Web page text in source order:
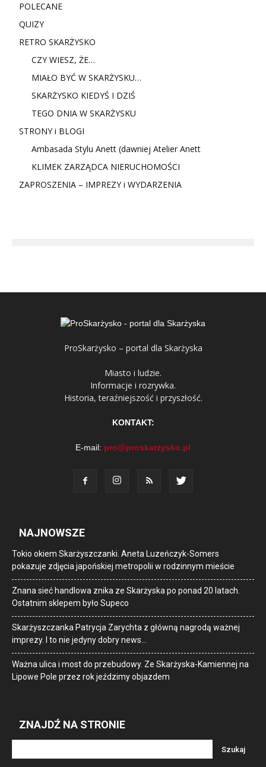
POLECANE
QUIZY
RETRO SKARŻYSKO
CZY WIESZ, ŻE…
MIAŁO BYĆ W SKARŻYSKU…
SKARŻYSKO KIEDYŚ I DZIŚ
TEGO DNIA W SKARŻYSKU
STRONY i BLOGI
Ambasada Stylu Anett (dawniej Atelier Anett
KLIMEK ZARZĄDCA NIERUCHOMOŚCI
ZAPROSZENIA – IMPREZY i WYDARZENIA
ProSkarżysko – portal dla Skarżyska
Miasto i ludzie.
Informacje i rozrywka.
Historia, teraźniejszość i przyszłość.
KONTAKT:
E-mail: pro@proskarzysko.pl
NAJNOWSZE
Tokio okiem Skarżyszczanki. Aneta Luzeńczyk-Somers
pokazuje zdjęcia japońskiej metropolii w rodzinnym mieście
Znana sieć handlowa znika ze Skarżyska po ponad 20 latach.
Ostatnim sklepem było Supeco
Skarżyszczanka Patrycja Zarychta z główną nagrodą ważnej
imprezy. I to nie jedyny dobry news…
Ważna ulica i most do przebudowy. Ze Skarżyska-Kamiennej na
Lipowe Pole przez rok jeździmy objazdem
ZNAJDŹ NA STRONIE